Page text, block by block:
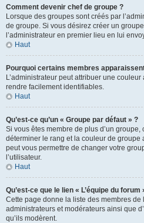
Comment devenir chef de groupe ?
Lorsque des groupes sont créés par
de groupe. Si vous désirez créer un
l’administrateur en premier lieu en lui
Haut
Pourquoi certains membres
L’administrateur peut attribuer une
rendre facilement identifiables.
Haut
Qu’est-ce qu’un « Groupe par défaut » ?
Si vous êtes membre de plus d’un
déterminer le rang et la couleur de groupe
peut vous permettre de changer votre
l’utilisateur.
Haut
Qu’est-ce que le lien « L’équipe du forum
Cette page donne la liste des membres de
administrateurs et modérateurs ainsi que
qu’ils modèrent.